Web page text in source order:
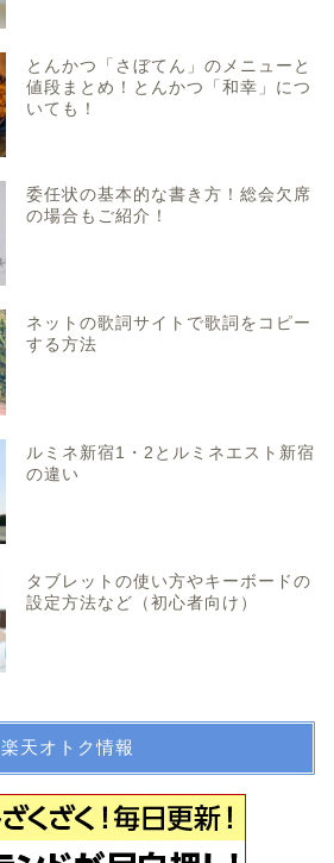
とんかつ「さぼてん」のメニューと
値段まとめ！とんかつ「和幸」につ
いても！
委任状の基本的な書き方！総会欠席
の場合もご紹介！
ネットの歌詞サイトで歌詞をコピー
する方法
ルミネ新宿1・2とルミネエスト新宿
の違い
タブレットの使い方やキーボードの
設定方法など（初心者向け）
楽天オトク情報